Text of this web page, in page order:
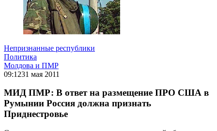
Непризнанные республики
Политика
Молдова и ПМР
09:1231 мая 2011
МИД ПМР: В ответ на размещение ПРО США в
Румынии Россия должна признать
Приднестровье